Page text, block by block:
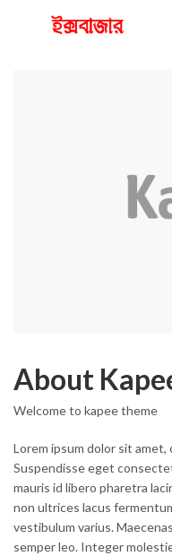
About
Welcome to kapee theme
Lorem ipsum dolor sit
Suspendisse eget
mauris id libero pharetra
non ultrices lacus
vestibulum varius.
semper leo. Integer